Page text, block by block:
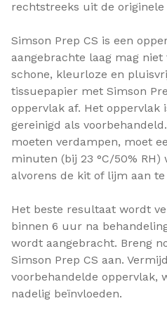
rechtstreeks uit de originele
Simson Prep CS is een
aangebrachte laag mag
schone, kleurloze en
tissuepapier met Simson
oppervlak af. Het oppervlak
gereinigd als
moeten verdampen, moet
minuten (bij 23 °C/50% RH)
alvorens de kit of lijm aan te
Het beste resultaat wordt
binnen 6 uur na
wordt aangebracht. Breng
Simson Prep CS aan.
voorbehandelde oppervlak,
nadelig beïnvloeden.